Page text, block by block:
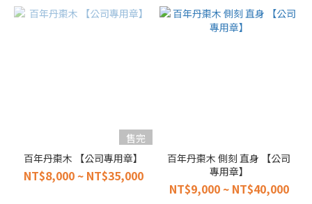
售完
百年丹棗木 【公司專用章】
NT$8,000 ~ NT$35,000
百年丹棗木 側刻 直身 【公司
專用章】
NT$9,000 ~ NT$40,000